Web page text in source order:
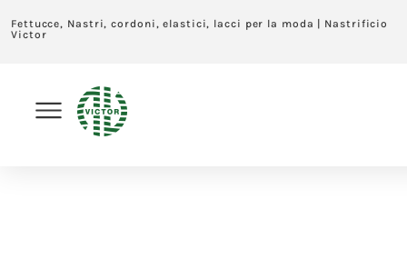
Fettucce, Nastri, cordoni, elastici, lacci per la moda | Nastrificio
Victor